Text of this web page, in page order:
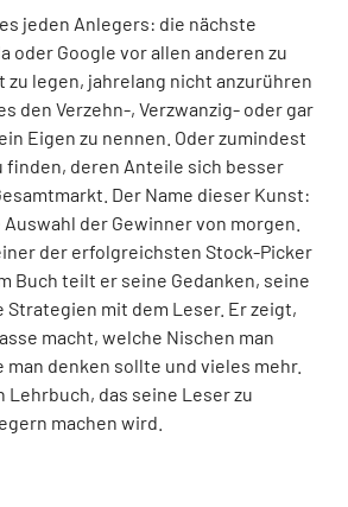
jeden Anlegers: die nächste
oder Google vor allen anderen zu
zu legen, jahrelang nicht anzurühren
den Verzehn-, Verzwanzig- oder gar
Eigen zu nennen. Oder zumindest
finden, deren Anteile sich besser
Der Name dieser Kunst:
Auswahl der Gewinner von morgen.
der erfolgreichsten Stock-Picker
Buch teilt er seine Gedanken, seine
Strategien mit dem Leser. Er zeigt,
macht, welche Nischen man
man denken sollte und vieles mehr.
Lehrbuch, das seine Leser zu
machen wird.